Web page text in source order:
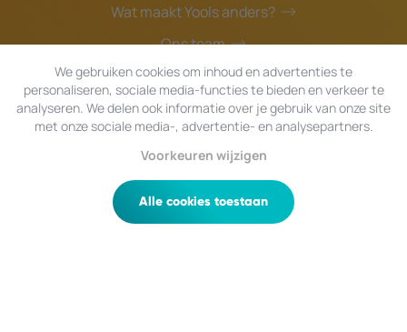
Wat maakt Yools anders?
Ons team
Blog
Helpdesk
© 2026 Yools | Alle rechten voorbehouden.
We gebruiken cookies om inhoud en advertenties te
personaliseren, sociale media-functies te bieden en verkeer te
analyseren. We delen ook informatie over je gebruik van onze site
met onze sociale media-, advertentie- en analysepartners.
Voorkeuren wijzigen
Alle cookies toestaan